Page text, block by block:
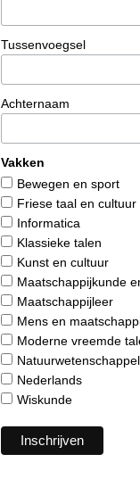
Tussenvoegsel
Achternaam
Vakken
Bewegen en sport
Friese taal en cultuur
Informatica
Klassieke talen
Kunst en cultuur
Maatschappijkunde
Maatschappijleer
Mens en
Moderne vreemde
Nederlands
Wiskunde